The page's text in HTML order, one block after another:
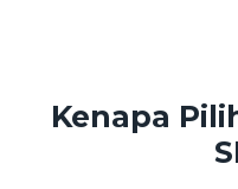
Kenapa